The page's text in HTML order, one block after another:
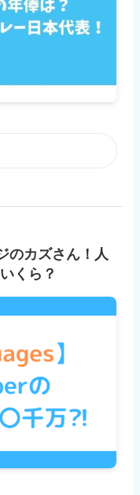
のカズさん！人
くら？